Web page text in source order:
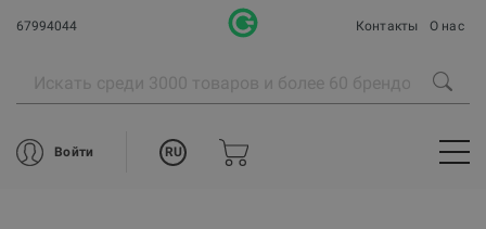
67994044 Контакты О нас
Войти RU